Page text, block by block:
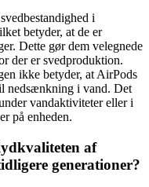
i
betyder, at de er
Dette gør dem velegnede
der er svedproduktion.
ikke betyder, at AirPods
nedsænkning i vand. Det
vandaktiviteter eller i
på enheden.
af
generationer?